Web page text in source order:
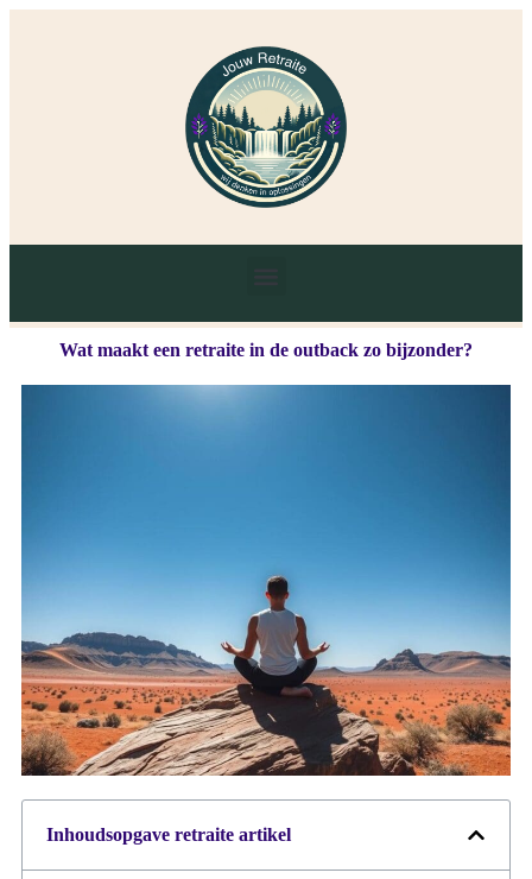
Wat maakt een retraite in de outback zo bijzonder?
Inhoudsopgave retraite artikel